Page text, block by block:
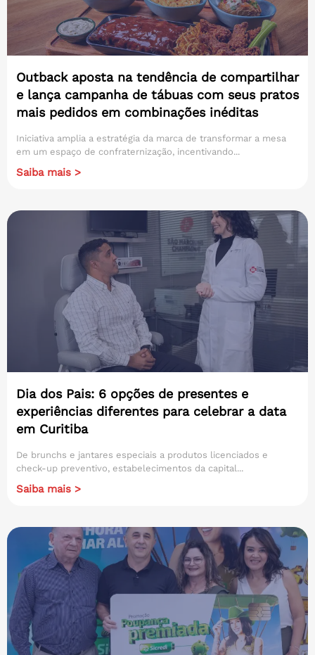
Outback aposta na tendência de compartilhar
e lança campanha de tábuas com seus pratos
mais pedidos em combinações inéditas
Iniciativa amplia a estratégia da marca de transformar a mesa
em um espaço de confraternização, incentivando...
Saiba mais >
Dia dos Pais: 6 opções de presentes e
experiências diferentes para celebrar a data
em Curitiba
De brunchs e jantares especiais a produtos licenciados e
check-up preventivo, estabelecimentos da capital...
Saiba mais >